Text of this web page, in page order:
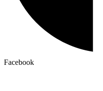
Facebook